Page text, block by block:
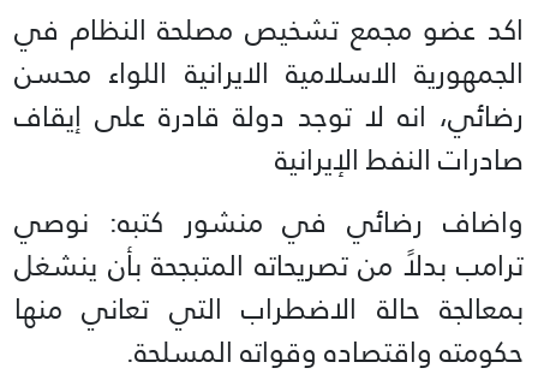
اكد عضو مجمع تشخيص مصلحة النظام في
الجمهورية الاسلامية الايرانية اللواء محسن
رضائي، انه لا توجد دولة قادرة على إيقاف
صادرات النفط الإيرانية
واضاف رضائي في منشور كتبه: نوصي
ترامب بدلاً من تصريحاته المتبجحة بأن ينشغل
بمعالجة حالة الاضطراب التي تعاني منها
حكومته واقتصاده وقواته المسلحة.